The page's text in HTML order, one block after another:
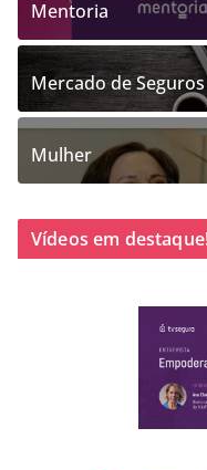
Mentoria
Mercado de Seguros
Mulher
Vídeos em